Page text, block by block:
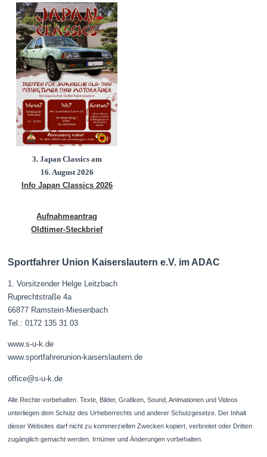
3. Japan Classics am
16. August 2026
Info Japan Classics 2026
Aufnahmeantrag
Oldtimer-Steckbrief
Sportfahrer Union Kaiserslauterne.V. im ADAC
1. Vorsitzender Helge Leitzbach
Ruprechtstraße 4a
66877 Ramstein-Miesenbach
Tel.: 0172 135 31 03
www.s-u-k.de
www.sportfahrerunion-kaiserslautern.de
office@s-u-k.de
Alle Rechte vorbehalten. Texte, Bilder, Grafiken, Sound, Animationen und Videos
unterliegen dem Schutz des Urheberrechts und anderer Schutzgesetze. Der Inhalt
dieser Websites darf nicht zu kommerziellen Zwecken kopiert, verbreitet oder Dritten
zugänglich gemacht werden. Irrtümer und Änderungen vorbehalten.